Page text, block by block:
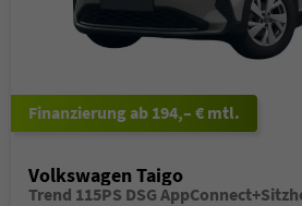
ab 194,– € mtl.
Volkswagen Taigo